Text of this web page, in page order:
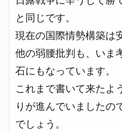
と同じです。
現在の国際情勢構築は
他の弱腰批判も、いま
石にもなっています。
これまで書いて来たよ
りが進んでいましたの
でしょう。